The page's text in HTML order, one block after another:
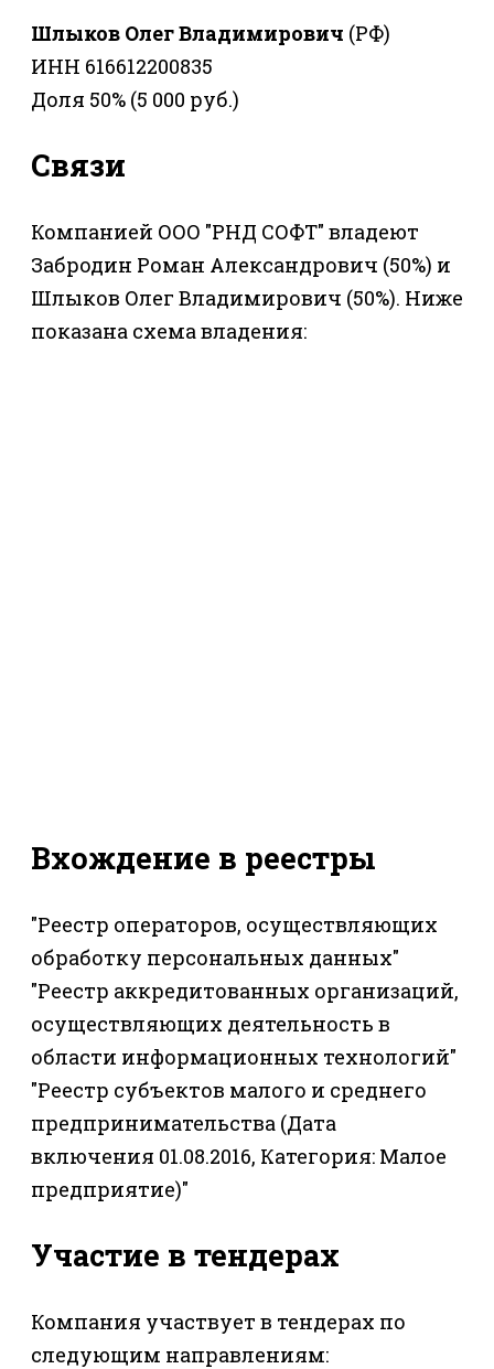
Шлыков Олег Владимирович (РФ)
ИНН 616612200835
Доля 50% (5 000 руб.)
Связи
Компанией ООО "РНД СОФТ" владеют
Забродин Роман Александрович (50%) и
Шлыков Олег Владимирович (50%). Ниже
показана схема владения:
Вхождение в реестры
"Реестр операторов, осуществляющих
обработку персональных данных"
"Реестр аккредитованных организаций,
осуществляющих деятельность в
области информационных технологий"
"Реестр субъектов малого и среднего
предпринимательства (Дата
включения 01.08.2016, Категория: Малое
предприятие)"
Участие в тендерах
Компания участвует в тендерах по
следующим направлениям: